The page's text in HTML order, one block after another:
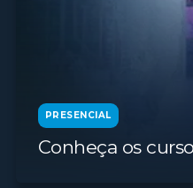
PRESENCIAL
Conheça os